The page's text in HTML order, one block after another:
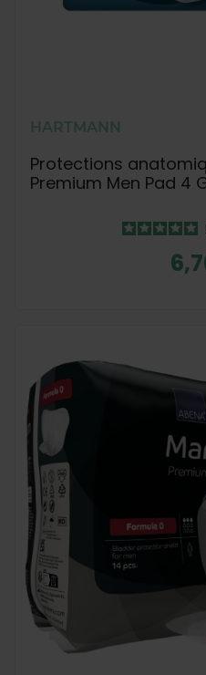
HARTMANN
Protections
Premium Men Pad 4